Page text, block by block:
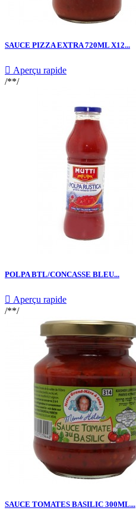
SAUCE PIZZA EXTRA 720ML X12...
 Aperçu rapide
/**/
POLPA BTL/CONCASSE BLEU...
 Aperçu rapide
/**/
SAUCE TOMATES BASILIC 300ML...